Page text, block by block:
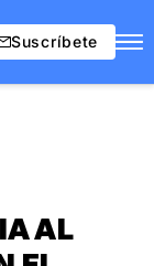
Suscríbete
AL